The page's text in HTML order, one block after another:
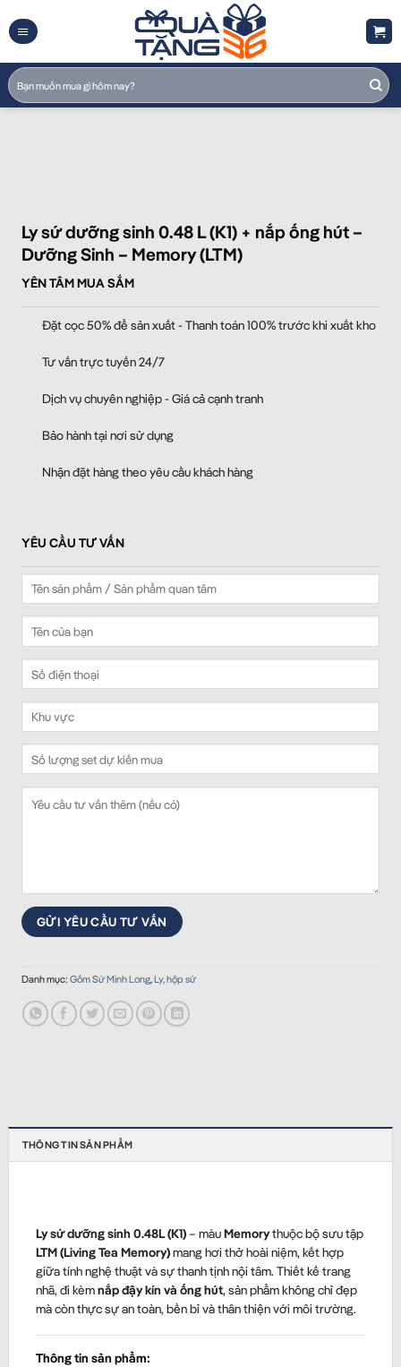
to
content
Tìm
kiếm:
Ly sứ dưỡng sinh 0.48 L (K1) + nắp ống hút –
Dưỡng Sinh – Memory (LTM)
YÊN TÂM MUA SẮM
Đặt cọc 50% để sản xuất - Thanh toán 100% trước khi xuất kho
Tư vấn trực tuyến 24/7
Dịch vụ chuyên nghiệp - Giá cả cạnh tranh
Bảo hành tại nơi sử dụng
Nhận đặt hàng theo yêu cầu khách hàng
YÊU CẦU TƯ VẤN
Danh mục: Gốm Sứ Minh Long Ly, hộp sứ
THÔNG TIN SẢN PHẨM
Ly sứ dưỡng sinh 0.48L (K1)– màuMemorythuộc bộ sưu tập
LTM (Living Tea Memory)mang hơi thở hoài niệm, kết hợp
giữa tính nghệ thuật và sự thanh tịnh nội tâm. Thiết kế trang
nhã, đi kèmnắp đậy kín và ống hút, sản phẩm không chỉ đẹp
mà còn thực sự an toàn, bền bỉ và thân thiện với môi trường.
Thông tin sản phẩm: